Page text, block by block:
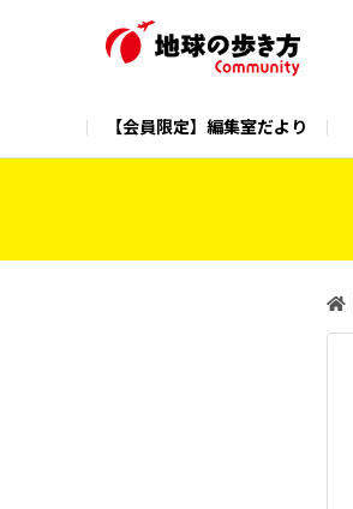
【会員限定】編集室だより